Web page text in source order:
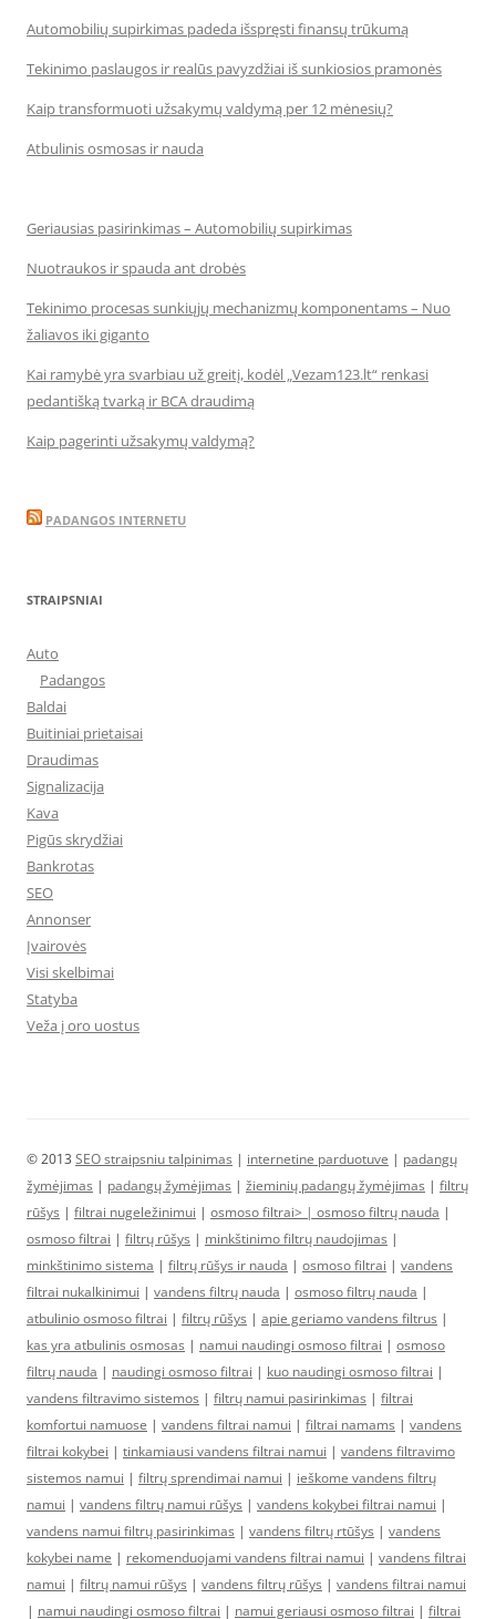
Automobilių supirkimas padeda išspręsti finansų trūkumą
Tekinimo paslaugos ir realūs pavyzdžiai iš sunkiosios pramonės
Kaip transformuoti užsakymų valdymą per 12 mėnesių?
Atbulinis osmosas ir nauda
Geriausias pasirinkimas – Automobilių supirkimas
Nuotraukos ir spauda ant drobės
Tekinimo procesas sunkiųjų mechanizmų komponentams – Nuo
žaliavos iki giganto
Kai ramybė yra svarbiau už greitį, kodėl „Vezam123.lt“ renkasi
pedantišką tvarką ir BCA draudimą
Kaip pagerinti užsakymų valdymą?
PADANGOS INTERNETU
STRAIPSNIAI
Auto
Padangos
Baldai
Buitiniai prietaisai
Draudimas
Signalizacija
Kava
Pigūs skrydžiai
Bankrotas
SEO
Annonser
Įvairovės
Visi skelbimai
Statyba
Veža į oro uostus
© 2013 SEO straipsniu talpinimas | internetine parduotuve | padangų
žymėjimas | padangų žymėjimas | žieminių padangų žymėjimas | filtrų
rūšys | filtrai nugeležinimui | osmoso filtrai> | osmoso filtrų nauda |
osmoso filtrai | filtrų rūšys | minkštinimo filtrų naudojimas |
minkštinimo sistema | filtrų rūšys ir nauda | osmoso filtrai | vandens
filtrai nukalkinimui | vandens filtrų nauda | osmoso filtrų nauda |
atbulinio osmoso filtrai | filtrų rūšys | apie geriamo vandens filtrus |
kas yra atbulinis osmosas | namui naudingi osmoso filtrai | osmoso
filtrų nauda | naudingi osmoso filtrai | kuo naudingi osmoso filtrai |
vandens filtravimo sistemos | filtrų namui pasirinkimas | filtrai
komfortui namuose | vandens filtrai namui | filtrai namams | vandens
filtrai kokybei | tinkamiausi vandens filtrai namui | vandens filtravimo
sistemos namui | filtrų sprendimai namui | ieškome vandens filtrų
namui | vandens filtrų namui rūšys | vandens kokybei filtrai namui |
vandens namui filtrų pasirinkimas | vandens filtrų rtūšys | vandens
kokybei name | rekomenduojami vandens filtrai namui | vandens filtrai
namui | filtrų namui rūšys | vandens filtrų rūšys | vandens filtrai namui
| namui naudingi osmoso filtrai | namui geriausi osmoso filtrai | filtrai